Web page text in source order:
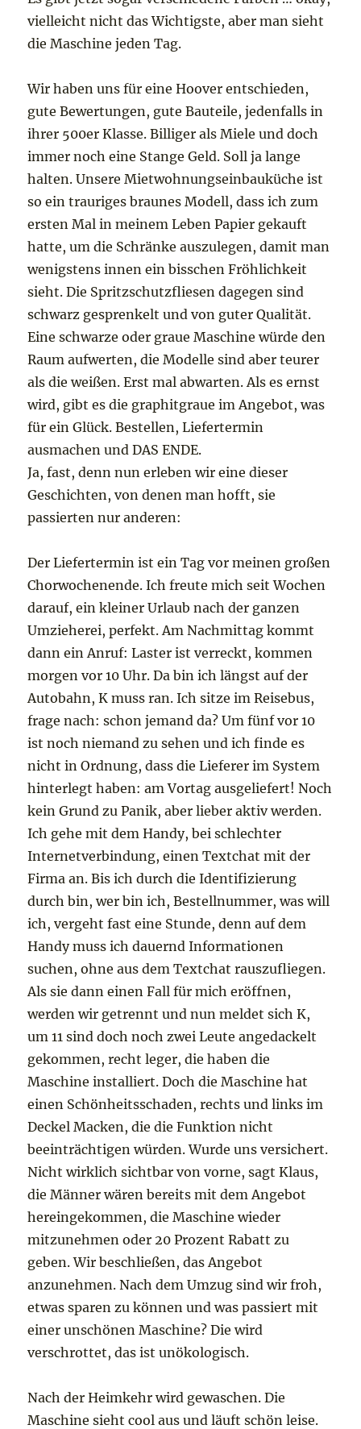
vielleicht nicht das Wichtigste, aber man sieht
die Maschine jeden Tag.
Wir haben uns für eine Hoover entschieden,
gute Bewertungen, gute Bauteile, jedenfalls in
ihrer 500er Klasse. Billiger als Miele und doch
immer noch eine Stange Geld. Soll ja lange
halten. Unsere Mietwohnungseinbauküche ist
so ein trauriges braunes Modell, dass ich zum
ersten Mal in meinem Leben Papier gekauft
hatte, um die Schränke auszulegen, damit man
wenigstens innen ein bisschen Fröhlichkeit
sieht. Die Spritzschutzfliesen dagegen sind
schwarz gesprenkelt und von guter Qualität.
Eine schwarze oder graue Maschine würde den
Raum aufwerten, die Modelle sind aber teurer
als die weißen. Erst mal abwarten. Als es ernst
wird, gibt es die graphitgraue im Angebot, was
für ein Glück. Bestellen, Liefertermin
ausmachen und DAS ENDE.
Ja, fast, denn nun erleben wir eine dieser
Geschichten, von denen man hofft, sie
passierten nur anderen:
Der Liefertermin ist ein Tag vor meinen großen
Chorwochenende. Ich freute mich seit Wochen
darauf, ein kleiner Urlaub nach der ganzen
Umzieherei, perfekt. Am Nachmittag kommt
dann ein Anruf: Laster ist verreckt, kommen
morgen vor 10 Uhr. Da bin ich längst auf der
Autobahn, K muss ran. Ich sitze im Reisebus,
frage nach: schon jemand da? Um fünf vor 10
ist noch niemand zu sehen und ich finde es
nicht in Ordnung, dass die Lieferer im System
hinterlegt haben: am Vortag ausgeliefert! Noch
kein Grund zu Panik, aber lieber aktiv werden.
Ich gehe mit dem Handy, bei schlechter
Internetverbindung, einen Textchat mit der
Firma an. Bis ich durch die Identifizierung
durch bin, wer bin ich, Bestellnummer, was will
ich, vergeht fast eine Stunde, denn auf dem
Handy muss ich dauernd Informationen
suchen, ohne aus dem Textchat rauszufliegen.
Als sie dann einen Fall für mich eröffnen,
werden wir getrennt und nun meldet sich K,
um 11 sind doch noch zwei Leute angedackelt
gekommen, recht leger, die haben die
Maschine installiert. Doch die Maschine hat
einen Schönheitsschaden, rechts und links im
Deckel Macken, die die Funktion nicht
beeinträchtigen würden. Wurde uns versichert.
Nicht wirklich sichtbar von vorne, sagt Klaus,
die Männer wären bereits mit dem Angebot
hereingekommen, die Maschine wieder
mitzunehmen oder 20 Prozent Rabatt zu
geben. Wir beschließen, das Angebot
anzunehmen. Nach dem Umzug sind wir froh,
etwas sparen zu können und was passiert mit
einer unschönen Maschine? Die wird
verschrottet, das ist unökologisch.
Nach der Heimkehr wird gewaschen. Die
Maschine sieht cool aus und läuft schön leise.